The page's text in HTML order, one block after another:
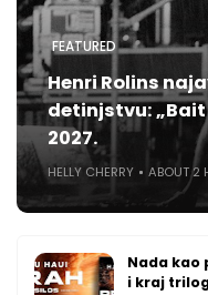
FEATURED
Henri Rolins
detinjstvu: „Bait
2027.
HELLY CHERRY ABOUT 2
Nada kao
i kraj